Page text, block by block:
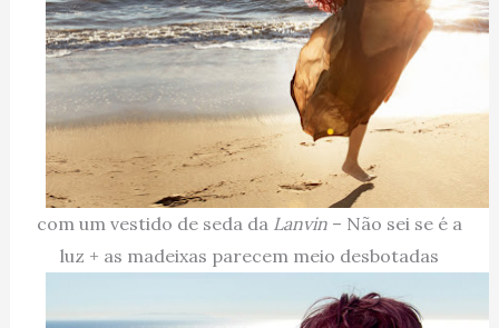
com um vestido de seda da Lanvin – Não sei se é a
luz + as madeixas parecem meio desbotadas